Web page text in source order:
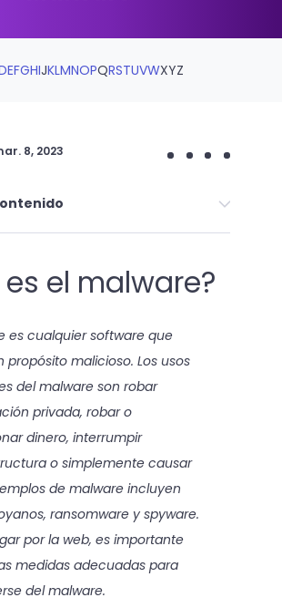
EFGHIJKLMNOPQRSTUVWXYZ
8, 2023
es el malware?
es cualquier software que
propósito malicioso. Los usos
del malware son robar
privada, robar o
dinero, interrumpir
o simplemente causar
de malware incluyen
ransomware y spyware.
por la web, es importante
medidas adecuadas para
del malware.